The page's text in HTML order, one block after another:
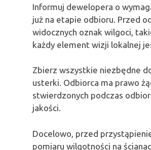
Informuj dewelopera o
już na etapie odbioru. Przed
widocznych oznak wilgoci,
każdy element wizji lokalnej
Zbierz wszystkie niezbędne
usterki. Odbiorca ma prawo
stwierdzonych podczas
jakości.
Docelowo, przed
pomiaru wilgotności na